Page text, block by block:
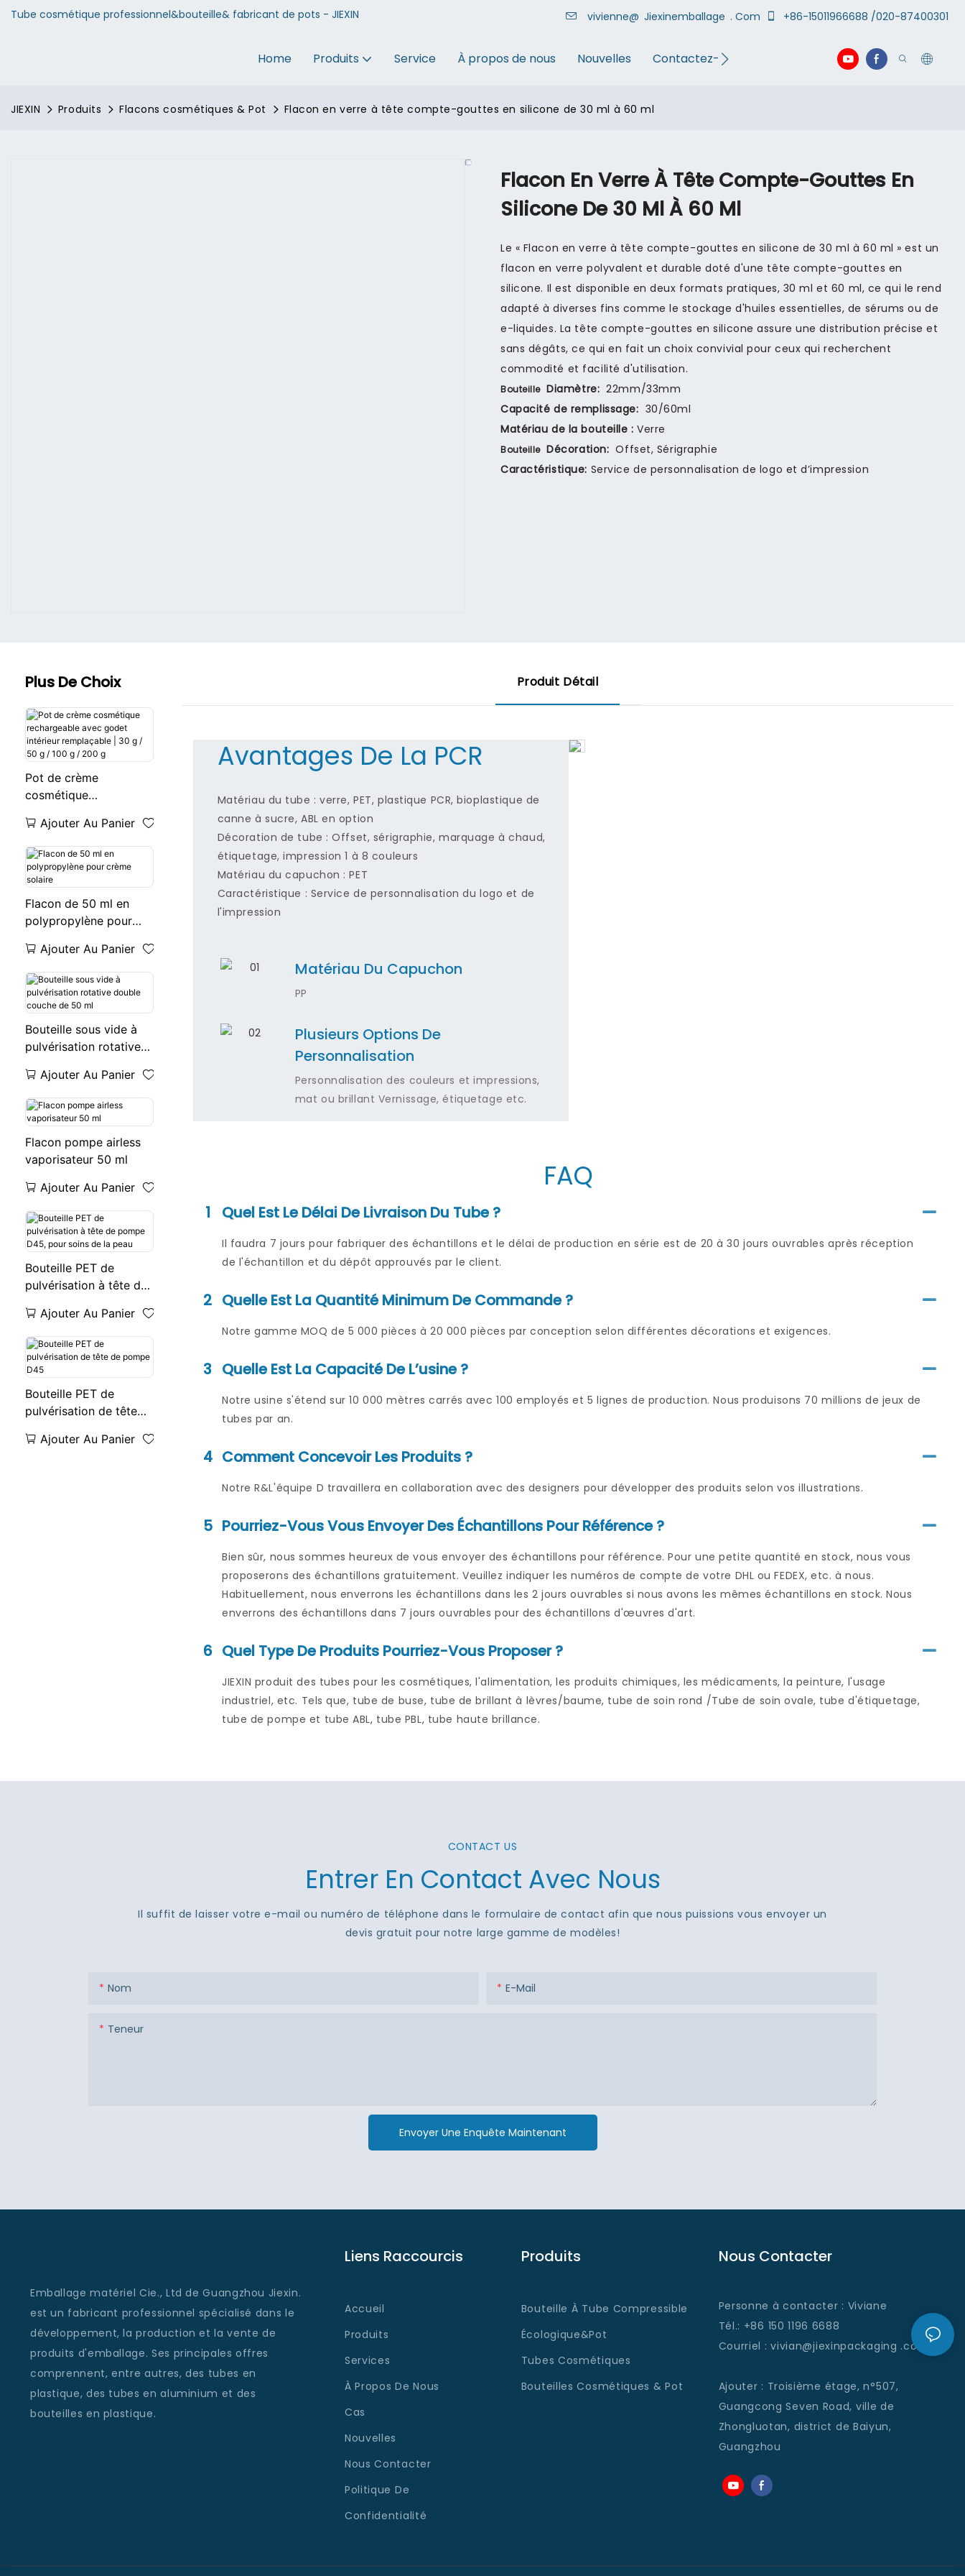
Tube cosmétique professionnel&bouteille& fabricant de pots - JIEXIN vivienne@ Jiexinemballage . Com +86-15011966688 /020-87400301
Home Produits Service À propos de nous Nouvelles Contactez-nous
JIEXIN Produits Flacons cosmétiques & Pot Flacon en verre à tête compte-gouttes en silicone de 30 ml à 60 ml
Flacon En Verre À Tête Compte-Gouttes En
Silicone De 30 Ml À 60 Ml
Le « Flacon en verre à tête compte-gouttes en silicone de 30 ml à 60 ml » est un
flacon en verre polyvalent et durable doté d'une tête compte-gouttes en
silicone. Il est disponible en deux formats pratiques, 30 ml et 60 ml, ce qui le rend
adapté à diverses fins comme le stockage d'huiles essentielles, de sérums ou de
e-liquides. La tête compte-gouttes en silicone assure une distribution précise et
sans dégâts, ce qui en fait un choix convivial pour ceux qui recherchent
commodité et facilité d'utilisation.
Bouteille Diamètre: 22mm/33mm
Capacité de remplissage: 30/60ml
Matériau de la bouteille :Verre
Bouteille Décoration: Offset, Sérigraphie
Caractéristique: Service de personnalisation de logo et d’impression
Produit Détail
Avantages De La PCR
Matériau du tube : verre, PET, plastique PCR, bioplastique de
canne à sucre, ABL en option
Décoration de tube : Offset, sérigraphie, marquage à chaud,
étiquetage, impression 1 à 8 couleurs
Matériau du capuchon : PET
Caractéristique : Service de personnalisation du logo et de
l'impression
Matériau Du Capuchon
PP
Plusieurs Options De
Personnalisation
Personnalisation des couleurs et impressions,
mat ou brillant Vernissage, étiquetage etc.
FAQ
1 Quel Est Le Délai De Livraison Du Tube ?
Il faudra 7 jours pour fabriquer des échantillons et le délai de production en série est de 20 à 30 jours ouvrables après réception
de l'échantillon et du dépôt approuvés par le client.
2 Quelle Est La Quantité Minimum De Commande ?
Notre gamme MOQ de 5 000 pièces à 20 000 pièces par conception selon différentes décorations et exigences.
3 Quelle Est La Capacité De L’usine ?
Notre usine s'étend sur 10 000 mètres carrés avec 100 employés et 5 lignes de production. Nous produisons 70 millions de jeux de
tubes par an.
4 Comment Concevoir Les Produits ?
Notre R&L'équipe D travaillera en collaboration avec des designers pour développer des produits selon vos illustrations.
5 Pourriez-Vous Vous Envoyer Des Échantillons Pour Référence ?
Bien sûr, nous sommes heureux de vous envoyer des échantillons pour référence. Pour une petite quantité en stock, nous vous
proposerons des échantillons gratuitement. Veuillez indiquer les numéros de compte de votre DHL ou FEDEX, etc. à nous.
Habituellement, nous enverrons les échantillons dans les 2 jours ouvrables si nous avons les mêmes échantillons en stock. Nous
enverrons des échantillons dans 7 jours ouvrables pour des échantillons d'œuvres d'art.
6 Quel Type De Produits Pourriez-Vous Proposer ?
JIEXIN produit des tubes pour les cosmétiques, l'alimentation, les produits chimiques, les médicaments, la peinture, l'usage
industriel, etc. Tels que, tube de buse, tube de brillant à lèvres/baume, tube de soin rond /Tube de soin ovale, tube d'étiquetage,
tube de pompe et tube ABL, tube PBL, tube haute brillance.
Plus De Choix
Pot de crème
cosmétique
godet intérieur
remplaçable | 30 g / 50
g / 100 g / 200 g
Ajouter Au Panier
Flacon de 50 ml en
polypropylène pour
Ajouter Au Panier
Bouteille sous vide à
pulvérisation rotative
ml Ajouter Au Panier
Flacon pompe airless
vaporisateur 50 ml
Ajouter Au Panier
Bouteille PET de
pulvérisation à tête de
de la peau
Ajouter Au Panier
Bouteille PET de
pulvérisation de tête
Ajouter Au Panier
CONTACT US
Entrer En Contact Avec Nous
Il suffit de laisser votre e-mail ou numéro de téléphone dans le formulaire de contact afin que nous puissions vous envoyer un
devis gratuit pour notre large gamme de modèles!
Nom E-Mail
Teneur
Envoyer Une Enquête Maintenant
Emballage matériel Cie., Ltd de Guangzhou Jiexin.
est un fabricant professionnel spécialisé dans le
développement, la production et la vente de
produits d'emballage. Ses principales offres
comprennent, entre autres, des tubes en
plastique, des tubes en aluminium et des
bouteilles en plastique.
Liens Raccourcis
Accueil
Produits
Services
À Propos De Nous
Cas
Nouvelles
Nous Contacter
Politique De
Confidentialité
Produits
Bouteille À Tube Compressible
Écologique&Pot
Tubes Cosmétiques
Bouteilles Cosmétiques & Pot
Nous Contacter
Personne à contacter : Viviane
Tél.: +86 150 1196 6688
Courriel : vivian@jiexinpackaging .com
Ajouter : Troisième étage, n°507,
Guangcong Seven Road, ville de
Zhongluotan, district de Baiyun,
Guangzhou